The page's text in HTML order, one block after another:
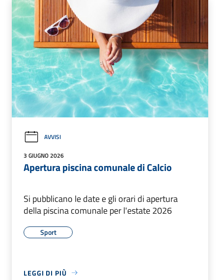
AVVISI
3 GIUGNO 2026
Apertura piscina comunale di Calcio
Si pubblicano le date e gli orari di apertura
della piscina comunale per l'estate 2026
Sport
LEGGI DI PIÙ